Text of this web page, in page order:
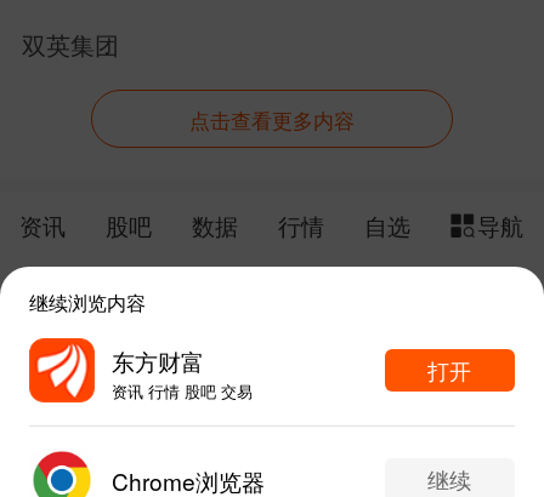
双英集团
点击查看更多内容
资讯 股吧 数据 行情 自选
导航
给网站提点意见 下载APP
东方财富APP内打开
继续浏览内容
东方财富
资讯 行情 股吧 交易
打开
Chrome浏览器 继续